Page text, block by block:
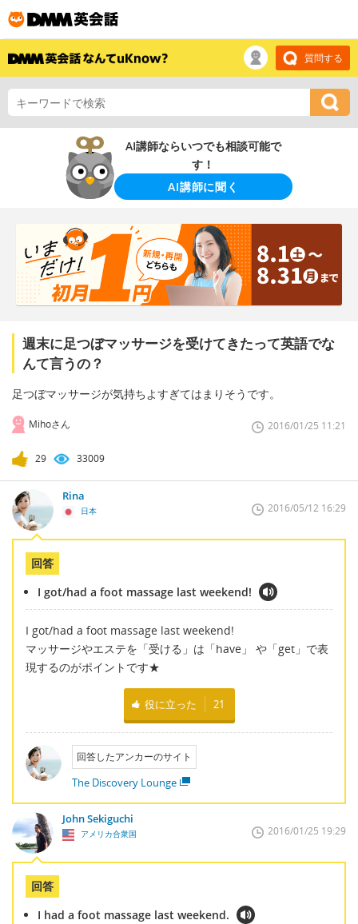
質問する
AI講師ならいつでも相談可能で
す！
AI講師に聞く
週末に足つぼマッサージを受けてきたって英語でな
んて言うの？
足つぼマッサージが気持ちよすぎてはまりそうです。
Mihoさん 2016/01/25 11:21
29 33009
Rina
日本 2016/05/12 16:29
回答
I got/had a foot massage last weekend!
I got/had a foot massage last weekend!
マッサージやエステを「受ける」は「have」 や「get」で表
現するのがポイントです★
役に立った 21
回答したアンカーのサイト
The Discovery Lounge
John Sekiguchi
アメリカ合衆国 2016/01/25 19:29
回答
I had a foot massage last weekend.